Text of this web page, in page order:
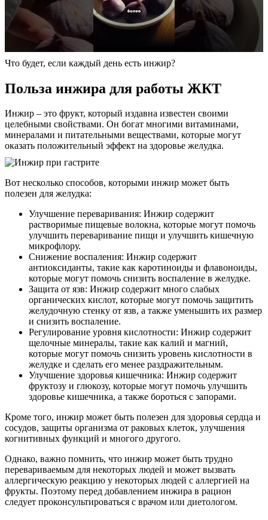
Что будет, если каждый день есть инжир?
Польза инжира для работы ЖКТ
Инжир – это фрукт, который издавна известен своими
целебными свойствами. Он богат многими витаминами,
минералами и питательными веществами, которые могут
оказать положительный эффект на здоровье желудка.
Вот несколько способов, которыми инжир может быть
полезен для желудка:
Улучшение переваривания: Инжир содержит
растворимые пищевые волокна, которые могут помочь
улучшить переваривание пищи и улучшить кишечную
микрофлору.
Снижение воспаления: Инжир содержит
антиоксиданты, такие как каротиноиды и флавоноиды,
которые могут помочь снизить воспаление в желудке.
Защита от язв: Инжир содержит много слабых
органических кислот, которые могут помочь защитить
желудочную стенку от язв, а также уменьшить их размер
и снизить воспаление.
Регулирование уровня кислотности: Инжир содержит
щелочные минералы, такие как калий и магний,
которые могут помочь снизить уровень кислотности в
желудке и сделать его менее раздражительным.
Улучшение здоровья кишечника: Инжир содержит
фруктозу и глюкозу, которые могут помочь улучшить
здоровье кишечника, а также бороться с запорами.
Кроме того, инжир может быть полезен для здоровья сердца и
сосудов, защиты организма от раковых клеток, улучшения
когнитивных функций и многого другого.
Однако, важно помнить, что инжир может быть трудно
перевариваемым для некоторых людей и может вызвать
аллергическую реакцию у некоторых людей с аллергией на
фрукты. Поэтому перед добавлением инжира в рацион
следует проконсультироваться с врачом или диетологом.